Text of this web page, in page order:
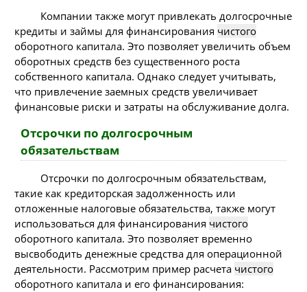
Компании также могут привлекать долгосрочные
кредиты и займы для финансирования чистого
оборотного капитала. Это позволяет увеличить объем
оборотных средств без существенного роста
собственного капитала. Однако следует учитывать,
что привлечение заемных средств увеличивает
финансовые риски и затраты на обслуживание долга.
Отсрочки по долгосрочным
обязательствам
Отсрочки по долгосрочным обязательствам,
такие как кредиторская задолженность или
отложенные налоговые обязательства, также могут
использоваться для финансирования чистого
оборотного капитала. Это позволяет временно
высвободить денежные средства для операционной
деятельности. Рассмотрим пример расчета чистого
оборотного капитала и его финансирования: